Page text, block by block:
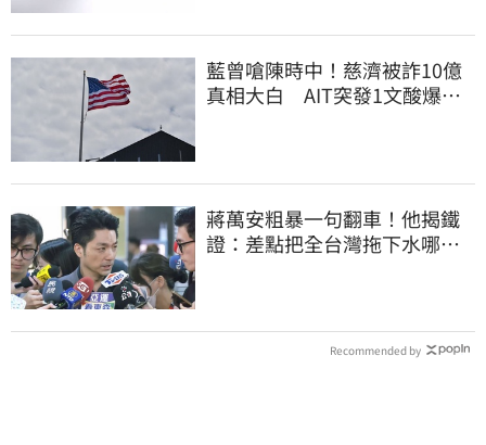
藍曾嗆陳時中！慈濟被詐10億
真相大白 AIT突發1文酸爆…
蔣萬安粗暴一句翻車！他揭鐵
證：差點把全台灣拖下水哪時
Recommended by